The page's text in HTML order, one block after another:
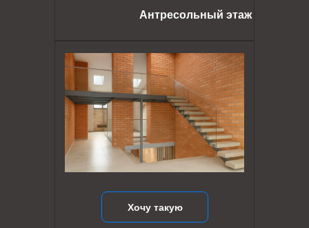
Хочу такую
Антресольный этаж